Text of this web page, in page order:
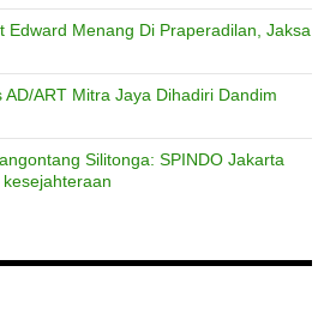
Edward Menang Di Praperadilan, Jaksa
AD/ART Mitra Jaya Dihadiri Dandim
Silitonga: SPINDO Jakarta